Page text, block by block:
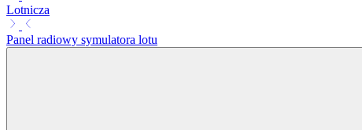
Lotnicza
Panel radiowy symulatora lotu